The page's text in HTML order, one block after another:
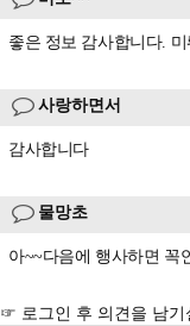
좋은 정보 감사합니다.
사랑하면서
감사합니다
물망초
아~~다음에 행사하면 꼭
☞ 로그인 후 의견을 남기